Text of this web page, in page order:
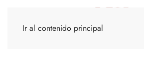
Ir al contenido principal